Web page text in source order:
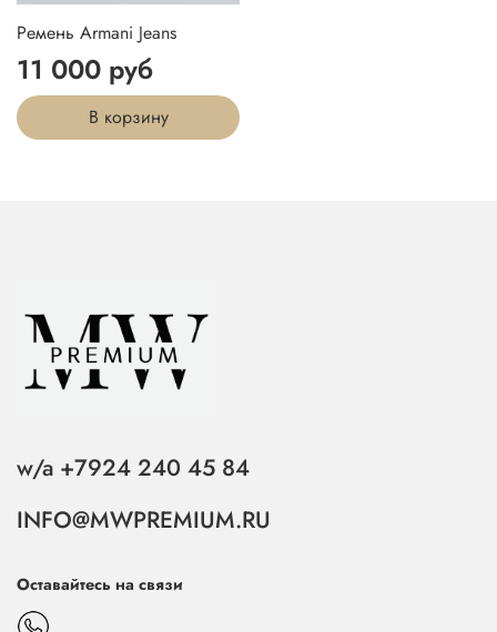
Ремень Armani Jeans
11 000 руб
В корзину
w/a +7924 240 45 84
INFO@MWPREMIUM.RU
Оставайтесь на связи